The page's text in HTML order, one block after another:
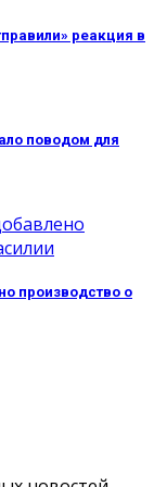
реакция в
поводом для
производство о